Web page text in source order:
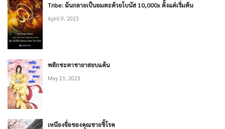
Tribe: ฉันกลายเป็นอมตะด้วยโบนัส 10,000x ตั้งแต่เริ่มต้น
April 9, 2023
พลิกชะตาชายาสยบแค้น
May 21, 2023
เหนียงจื่อของคุณชายขี้โรค